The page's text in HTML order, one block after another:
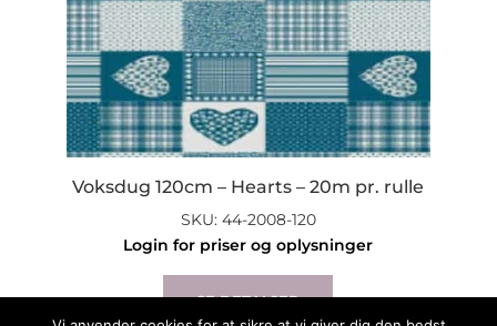
Voksdug 120cm – Hearts – 20m pr. rulle
SKU: 44-2008-120
Login for priser og oplysninger
SE DETALJER
product
has